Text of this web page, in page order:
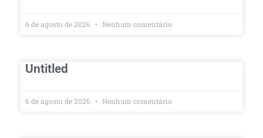
6 de agosto de 2026 Nenhum comentário
Untitled
6 de agosto de 2026 Nenhum comentário